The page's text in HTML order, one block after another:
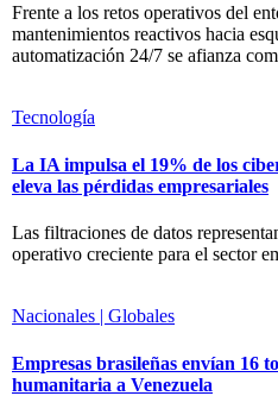
Frente a los retos operativos del
mantenimientos reactivos hacia
automatización 24/7 se afianza
Tecnología
La IA impulsa el 19% de los
eleva las pérdidas empresariales
Las filtraciones de datos
operativo creciente para el sector
Nacionales | Globales
Empresas brasileñas envían 16
humanitaria a Venezuela